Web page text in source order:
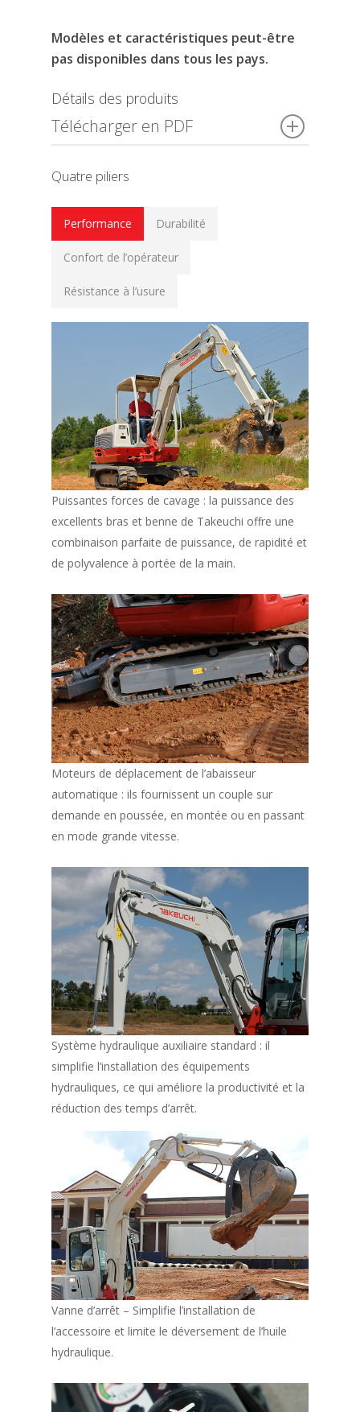
Modèles et caractéristiques peut-être
pas disponibles dans tous les pays.
Détails des produits
Télécharger en PDF
Quatre piliers
Performance Durabilité
Confort de l’opérateur
Résistance à l’usure
Puissantes forces de cavage : la puissance des
excellents bras et benne de Takeuchi offre une
combinaison parfaite de puissance, de rapidité et
de polyvalence à portée de la main.
Moteurs de déplacement de l’abaisseur
automatique : ils fournissent un couple sur
demande en poussée, en montée ou en passant
en mode grande vitesse.
Système hydraulique auxiliaire standard : il
simplifie l’installation des équipements
hydrauliques, ce qui améliore la productivité et la
réduction des temps d’arrêt.
Vanne d’arrêt – Simplifie l’installation de
l’accessoire et limite le déversement de l’huile
hydraulique.